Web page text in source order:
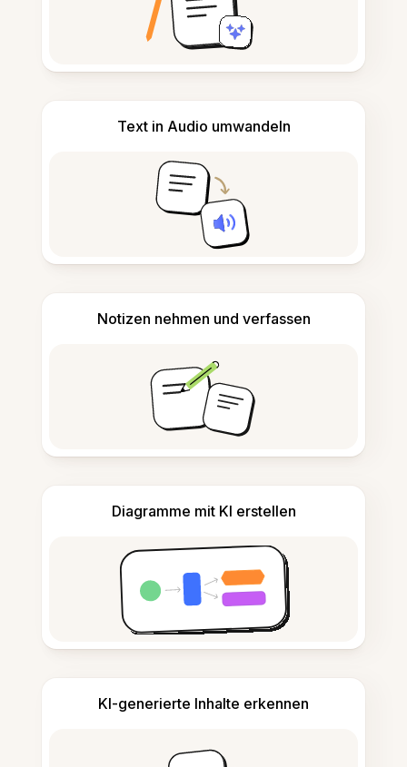
Text in Audio umwandeln
Notizen nehmen und verfassen
Diagramme mit KI erstellen
KI-generierte Inhalte erkennen